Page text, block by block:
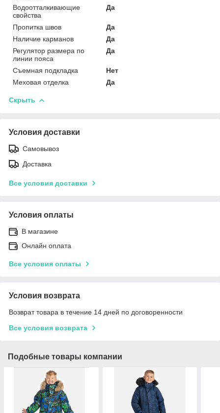
Водоотталкивающие
свойства
Да
Пропитка швов
Да
Наличие карманов
Да
Регулятор размера по
линии пояса
Да
Съемная подкладка
Нет
Меховая отделка
Да
Скрыть
Условия доставки
Самовывоз
Доставка
Все условия доставки
Условия оплаты
В магазине
Онлайн оплата
Все условия оплаты
Условия возврата
Возврат товара в течение 14 дней по договоренности
Все условия возврата
Подобные товары компании